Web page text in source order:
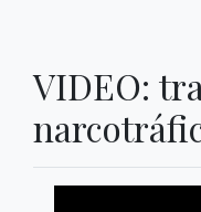
VIDEO: